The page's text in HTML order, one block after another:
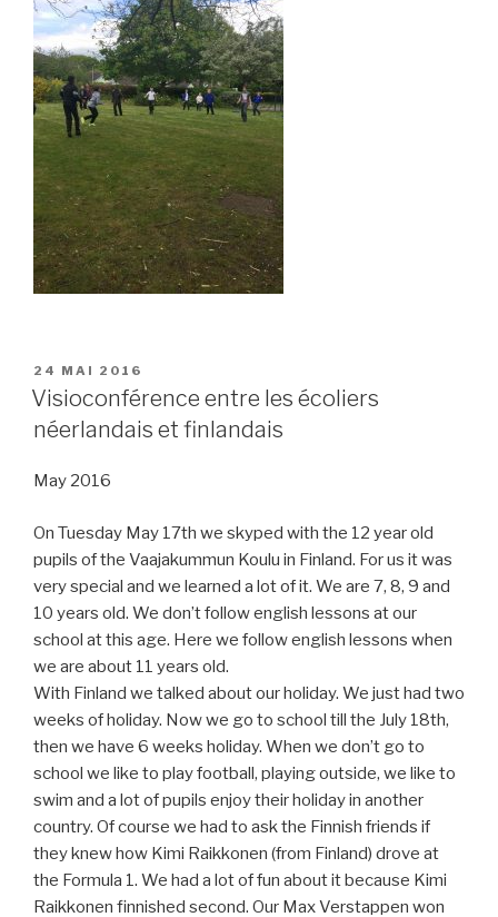
PUBLIÉ
LE
24 MAI 2016
Visioconférence entre les écoliers
néerlandais et finlandais
May 2016
On Tuesday May 17th we skyped with the 12 year old
pupils of the Vaajakummun Koulu in Finland. For us it was
very special and we learned a lot of it. We are 7, 8, 9 and
10 years old. We don’t follow english lessons at our
school at this age. Here we follow english lessons when
we are about 11 years old.
With Finland we talked about our holiday. We just had two
weeks of holiday. Now we go to school till the July 18th,
then we have 6 weeks holiday. When we don’t go to
school we like to play football, playing outside, we like to
swim and a lot of pupils enjoy their holiday in another
country. Of course we had to ask the Finnish friends if
they knew how Kimi Raikkonen (from Finland) drove at
the Formula 1. We had a lot of fun about it because Kimi
Raikkonen finnished second. Our Max Verstappen won